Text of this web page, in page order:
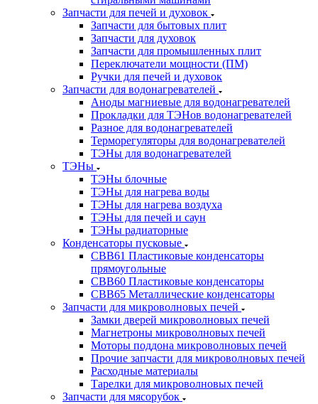
Запчасти для печей и духовок
Запчасти для бытовых плит
Запчасти для духовок
Запчасти для промышленных плит
Переключатели мощности (ПМ)
Ручки для печей и духовок
Запчасти для водонагревателей
Аноды магниевые для водонагревателей
Прокладки для ТЭНов водонагревателей
Разное для водонагревателей
Терморегуляторы для водонагревателей
ТЭНы для водонагревателей
ТЭНы
ТЭНы блочные
ТЭНы для нагрева воды
ТЭНы для нагрева воздуха
ТЭНы для печей и саун
ТЭНы радиаторные
Конденсаторы пусковые
CBB61 Пластиковые конденсаторы
прямоугольные
CBB60 Пластиковые конденсаторы
CBB65 Металлические конденсаторы
Запчасти для микроволновых печей
Замки дверей микроволновых печей
Магнетроны микроволновых печей
Моторы поддона микроволновых печей
Прочие запчасти для микроволновых печей
Расходные материалы
Тарелки для микроволновых печей
Запчасти для мясорубок